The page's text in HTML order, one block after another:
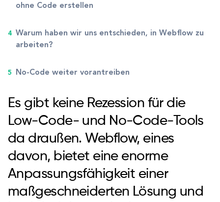
ohne Code erstellen
Warum haben wir uns entschieden, in Webflow zu
arbeiten?
No-Code weiter vorantreiben
Es gibt keine Rezession für die
Low-Code- und No-Code-Tools
da draußen. Webflow, eines
davon, bietet eine enorme
Anpassungsfähigkeit einer
maßgeschneiderten Lösung und